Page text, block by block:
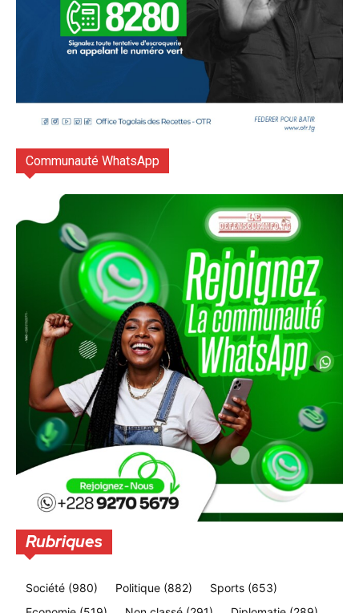
Communauté WhatsApp
Rubriques
Société (980) Politique (882) Sports (653)